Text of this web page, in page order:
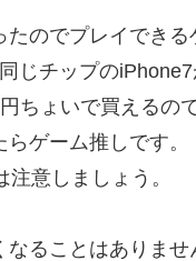
のでプレイでき
じチップの
ちょいで買えるの
ゲーム推しです。
意しましょう。
ることはありませ